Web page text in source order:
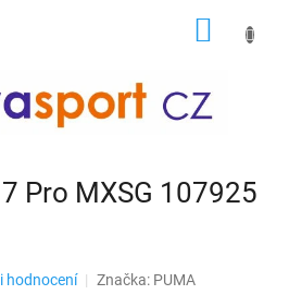
Pro MXSG 107925
hodnocení Značka: PUMA